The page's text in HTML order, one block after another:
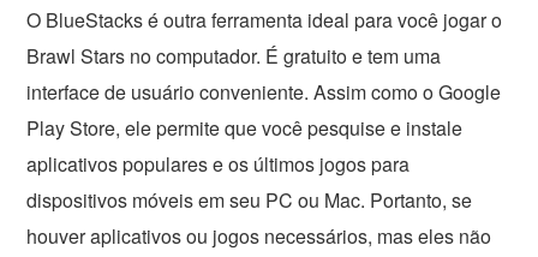
O BlueStacks é outra ferramenta ideal para você jogar o
Brawl Stars no computador. É gratuito e tem uma
interface de usuário conveniente. Assim como o Google
Play Store, ele permite que você pesquise e instale
aplicativos populares e os últimos jogos para
dispositivos móveis em seu PC ou Mac. Portanto, se
houver aplicativos ou jogos necessários, mas eles não